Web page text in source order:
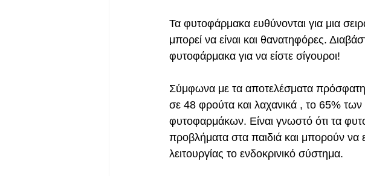
Τα φυτοφάρμακα ευθύνονται για μια
μπορεί να είναι και θανατηφόρες.
φυτοφάρμακα για να είστε σίγουροι!
Σύμφωνα με τα αποτελέσματα
σε 48 φρούτα και λαχανικά , το 65%
φυτοφαρμάκων. Είναι γνωστό ότι τα
προβλήματα στα παιδιά και μπορούν να
λειτουργίας το ενδοκρινικό σύστημα.